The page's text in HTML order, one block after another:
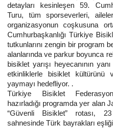
detayları kesinleşen 59.
Turu, tüm sporseverleri,
organizasyonun coşkusuna
Cumhurbaşkanlığı Türkiye
tutkunlarını zengin bir program
alanlarında ve parkur boyunca
bisiklet yarışı heyecanının
etkinliklerle bisiklet kültürünü
yaymayı hedefliyor. .
Türkiye Bisiklet
hazırladığı programda yer alan
“Güvenli Bisiklet” rotası,
sahnesinde Türk bayrakları